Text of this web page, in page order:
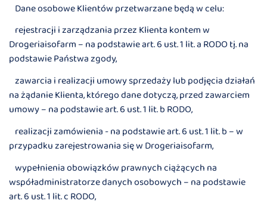
Dane osobowe Klientów przetwarzane będą w celu:
rejestracji i zarządzania przez Klienta kontem w
Drogeriaisofarm – na podstawie art. 6 ust. 1 lit. a RODO tj. na
podstawie Państwa zgody,
zawarcia i realizacji umowy sprzedaży lub podjęcia działań
na żądanie Klienta, którego dane dotyczą, przed zawarciem
umowy – na podstawie art. 6 ust. 1 lit. b RODO,
realizacji zamówienia - na podstawie art. 6 ust. 1 lit. b – w
przypadku zarejestrowania się w Drogeriaisofarm,
wypełnienia obowiązków prawnych ciążących na
współadministratorze danych osobowych – na podstawie
art. 6 ust. 1 lit. c RODO,